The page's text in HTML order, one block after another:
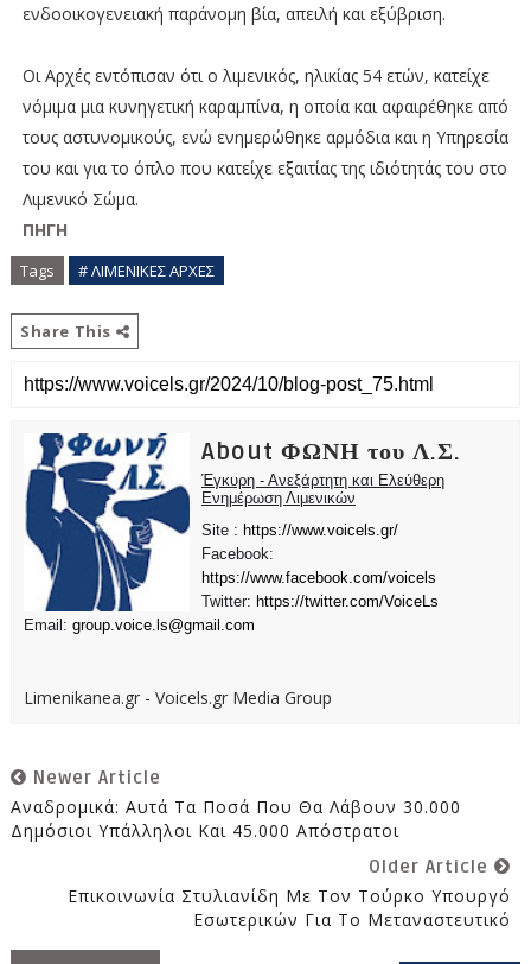
ενδοοικογενειακή παράνομη βία, απειλή και εξύβριση.
Οι Αρχές εντόπισαν ότι ο λιμενικός, ηλικίας 54 ετών, κατείχε
νόμιμα μια κυνηγετική καραμπίνα, η οποία και αφαιρέθηκε από
τους αστυνομικούς, ενώ ενημερώθηκε αρμόδια και η Υπηρεσία
του και για το όπλο που κατείχε εξαιτίας της ιδιότητάς του στο
Λιμενικό Σώμα.
ΠΗΓΗ
Tags # ΛΙΜΕΝΙΚΕΣ ΑΡΧΕΣ
Share This
About ΦΩΝΗ του Λ.Σ.
Έγκυρη - Ανεξάρτητη και Ελεύθερη
Ενημέρωση Λιμενικών
Site : https://www.voicels.gr/
Facebook:
https://www.facebook.com/voicels
Twitter: https://twitter.com/VoiceLs
Email: group.voice.ls@gmail.com
Limenikanea.gr - Voicels.gr Media Group
Newer Article
Αναδρομικά: Αυτά Τα Ποσά Που Θα Λάβουν 30.000
Δημόσιοι Υπάλληλοι Και 45.000 Απόστρατοι
Older Article
Επικοινωνία Στυλιανίδη Με Τον Τούρκο Υπουργό
Εσωτερικών Για Το Μεταναστευτικό